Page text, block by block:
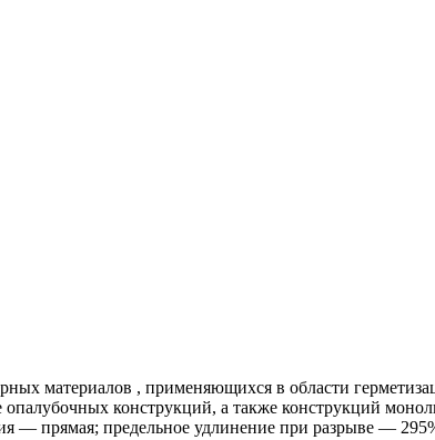
материалов , применяющихся в области
конструкций, а также конструкций
— прямая; предельное удлинение при разрыве —